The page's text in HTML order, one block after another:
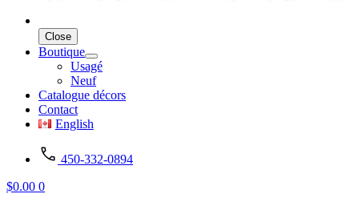
Close
Boutique
Usagé
Neuf
Catalogue décors
Contact
English
450-332-0894
$0.00 0